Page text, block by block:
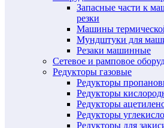
Запасные части к
резки
Машины
Мундштуки для
Резаки машинные
Сетевое и рамповое
Редукторы газовые
Редукторы
Редукторы
Редукторы
Редукторы
Редукторы для